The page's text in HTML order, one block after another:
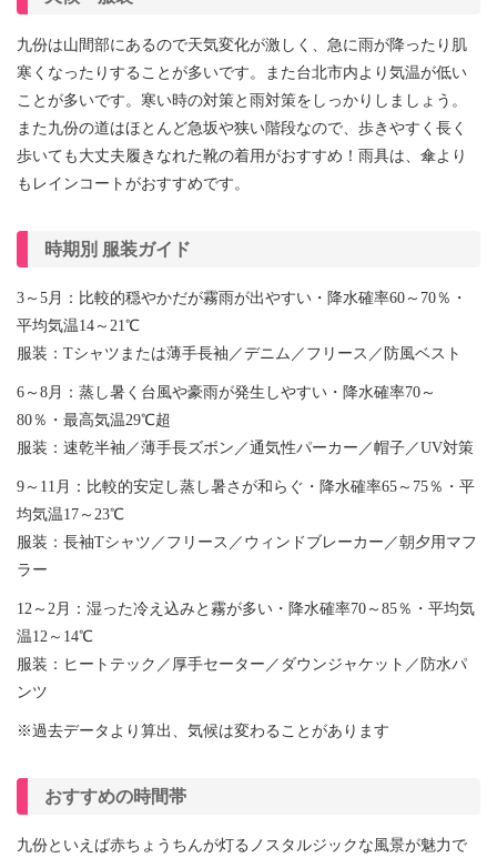
九份は山間部にあるので天気変化が激しく、急に雨が降ったり肌
寒くなったりすることが多いです。また台北市内より気温が低い
ことが多いです。寒い時の対策と雨対策をしっかりしましょう。
また九份の道はほとんど急坂や狭い階段なので、歩きやすく長く
歩いて も大丈夫履きなれた靴の着用がおすすめ！雨具は、傘より
もレインコートがおすすめです。
時期別 服装ガイド
3～5月：比較的穏やかだが霧雨が出やすい・降水確率60～70％・
平均気温14～21℃
服装：Tシャツまたは薄手長袖／デニム／フリース／防風ベスト
6～8月：蒸し暑く台風や豪雨が発生しやすい・降水確率70～
80％・最高気温29℃超
服装：速乾半袖／薄手長ズボン／通気性パーカー／帽子／UV対策
9～11月：比較的安定し蒸し暑さが和らぐ・降水確率65～75％・平
均気温17～23℃
服装：長袖Tシャツ／フリース／ウィンドブレーカー／朝夕用マフ
ラー
12～2月：湿った冷え込みと霧が多い・降水確率70～85％・平均気
温12～14℃
服装：ヒートテック／厚手セーター／ダウンジャケット／防水パ
ンツ
※過去データより算出、気候は変わることがあります
おすすめの時間帯
九份といえば赤ちょうちんが灯るノスタルジックな風景が魅力で